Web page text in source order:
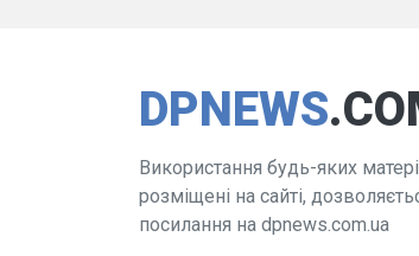
DPNEWS
Використання будь-яких
розміщені на сайті,
посилання на dpnews.com.ua